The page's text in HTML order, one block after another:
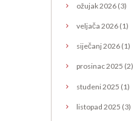
ožujak2026(3)
veljača 2026(1)
siječanj2026(1)
prosinac2025 (2)
studeni2025 (1)
listopad 2025 (3)